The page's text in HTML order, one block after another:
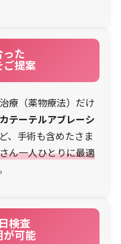
った
ご提案
療（薬物療法）だけ
カテーテルアブレーシ
、手術も含めたさま
ん一人ひとりに最適
検査
が可能